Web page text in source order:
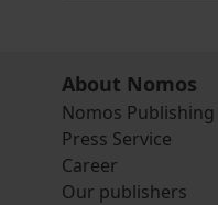
About Nomos
Nomos Publishing
Press Service
Career
Our publishers